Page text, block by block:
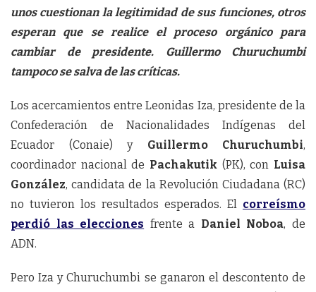
unos cuestionan la legitimidad de sus funciones, otros
esperan que se realice el proceso orgánico para
cambiar de presidente. Guillermo Churuchumbi
tampoco se salva de las críticas.
Los acercamientos entre Leonidas Iza, presidente de la
Confederación de Nacionalidades Indígenas del
Ecuador (Conaie) y Guillermo Churuchumbi,
coordinador nacional de Pachakutik (PK), con Luisa
González, candidata de la Revolución Ciudadana (RC)
no tuvieron los resultados esperados. El correísmo
perdió las elecciones frente a Daniel Noboa, de
ADN.
Pero Iza y Churuchumbi se ganaron el descontento de